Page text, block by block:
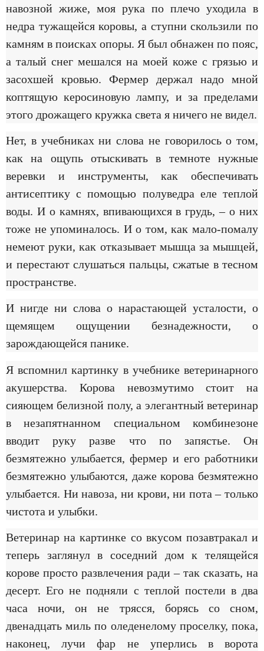
навозной жиже, моя рука по плечо уходила в
недра тужащейся коровы, а ступни скользили по
камням в поисках опоры. Я был обнажен по пояс,
а талый снег мешался на моей коже с грязью и
засохшей кровью. Фермер держал надо мной
коптящую керосиновую лампу, и за пределами
этого дрожащего кружка света я ничего не видел.
Нет, в учебниках ни слова не говорилось о том,
как на ощупь отыскивать в темноте нужные
веревки и инструменты, как обеспечивать
антисептику с помощью полуведра еле теплой
воды. И о камнях, впивающихся в грудь, – о них
тоже не упоминалось. И о том, как мало-помалу
немеют руки, как отказывает мышца за мышцей,
и перестают слушаться пальцы, сжатые в тесном
пространстве.
И нигде ни слова о нарастающей усталости, о
щемящем ощущении безнадежности, о
зарождающейся панике.
Я вспомнил картинку в учебнике ветеринарного
акушерства. Корова невозмутимо стоит на
сияющем белизной полу, а элегантный ветеринар
в незапятнанном специальном комбинезоне
вводит руку разве что по запястье. Он
безмятежно улыбается, фермер и его работники
безмятежно улыбаются, даже корова безмятежно
улыбается. Ни навоза, ни крови, ни пота – только
чистота и улыбки.
Ветеринар на картинке со вкусом позавтракал и
теперь заглянул в соседний дом к телящейся
корове просто развлечения ради – так сказать, на
десерт. Его не подняли с теплой постели в два
часа ночи, он не трясся, борясь со сном,
двенадцать миль по оледенелому проселку, пока,
наконец, лучи фар не уперлись в ворота